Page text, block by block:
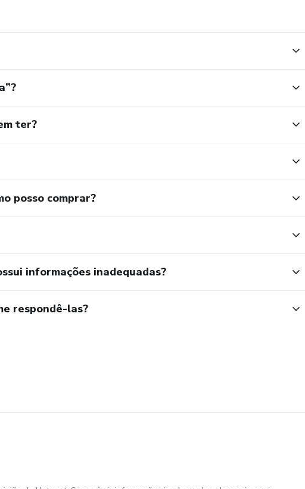
ter?
posso comprar?
informações inadequadas?
respondê-las?